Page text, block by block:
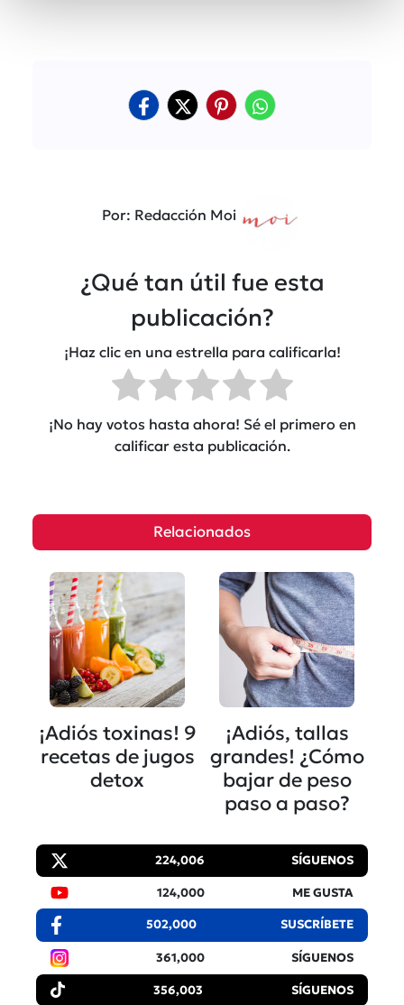
Por: Redacción Moi
¿Qué tan útil fue esta
publicación?
¡Haz clic en una estrella para calificarla!
¡No hay votos hasta ahora! Sé el primero en
calificar esta publicación.
Relacionados
¡Adiós toxinas! 9
recetas de jugos
detox
¡Adiós, tallas
grandes! ¿Cómo
bajar de peso
paso a paso?
224,006 SÍGUENOS
124,000 ME GUSTA
502,000 SUSCRÍBETE
361,000 SÍGUENOS
356,003 SÍGUENOS